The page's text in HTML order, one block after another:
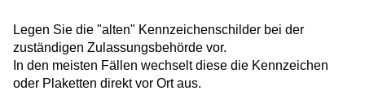
Legen Sie die "alten" Kennzeichenschilder bei der
zuständigen Zulassungsbehörde vor.
In den meisten Fällen wechselt diese die Kennzeichen
oder Plaketten direkt vor Ort aus.